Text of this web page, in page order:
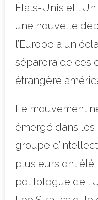
États-Unis et
une nouvelle
l’Europe a un
séparera de ces
étrangère
Le mouvement
émergé dans les
groupe
plusieurs ont
politologue de